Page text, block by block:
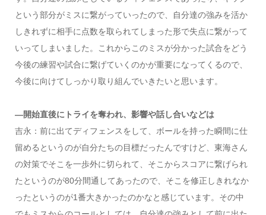
という部分がミスに繋がっていったので、自分達の強みを活か
しきれずに相手に点数を取られてしまった形で失点に繋がって
いってしまいました。これからこのミスが分かった試合をどう
今後の練習や試合に繋げていくのかが重要になってくるので、
今後に向けてしっかり取り組んでいきたいと思います。
—開始直後にトライを奪われ、影響や話し合いなどは
吉永：前に出てディフェンスをして、ボールを持った瞬間に仕
留めるというのが自分たちの目標だったんですけど、東海さん
の対策でそこを一歩外に切られて、そこからスコアに繋げられ
たというのが80分間通してあったので、そこを修正しきれなか
ったというのが1番大きかったのかなと感じています。その中